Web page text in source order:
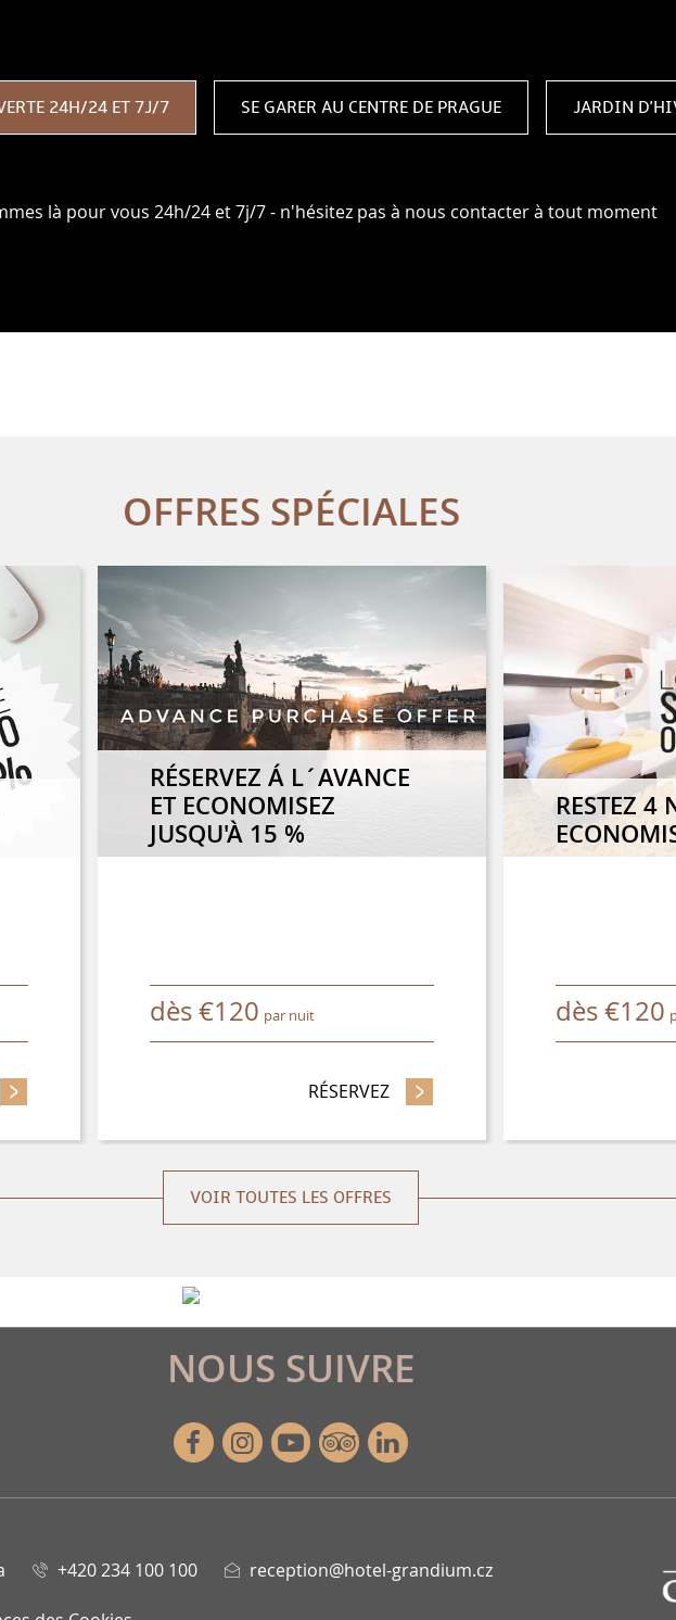
24H/24 ET 7J/7 SE GARER AU CENTRE DE PRAGUE JARDIN
là pour vous 24h/24 et 7j/7 - n'hésitez pas à nous contacter à tout moment
OFFRES SPÉCIALES
ÉCONOMISEZ JUSQU'À 25 %
RÉSERVEZ Á L´AVANCE
ET ECONOMISEZ
JUSQU'À 15 %
dès€120 par nuit
RÉSERVEZ - RÉSERVEZ Á L´AVANCE ET
RESTEZ 4
dès€120
VOIR TOUTES LES OFFRES
+420 234 100 100 reception@hotel-grandium.cz
NOUS SUIVRE
Facebook
Instagram
YoutubeTripadvisor
Linkedin